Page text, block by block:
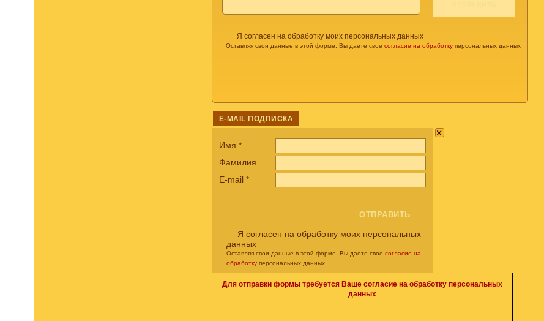
Я согласен на обработку моих персональных данных
Оставляя свои данные в этой форме, Вы даете свое согласие на обработку персональных данных
E-MAIL ПОДПИСКА
×
Имя *
Фамилия
E-mail *
Я согласен на обработку моих персональных
данных
Оставляя свои данные в этой форме, Вы даете свое согласие на
обработку персональных данных
Для отправки формы требуется Ваше согласие на обработку персональных
данных